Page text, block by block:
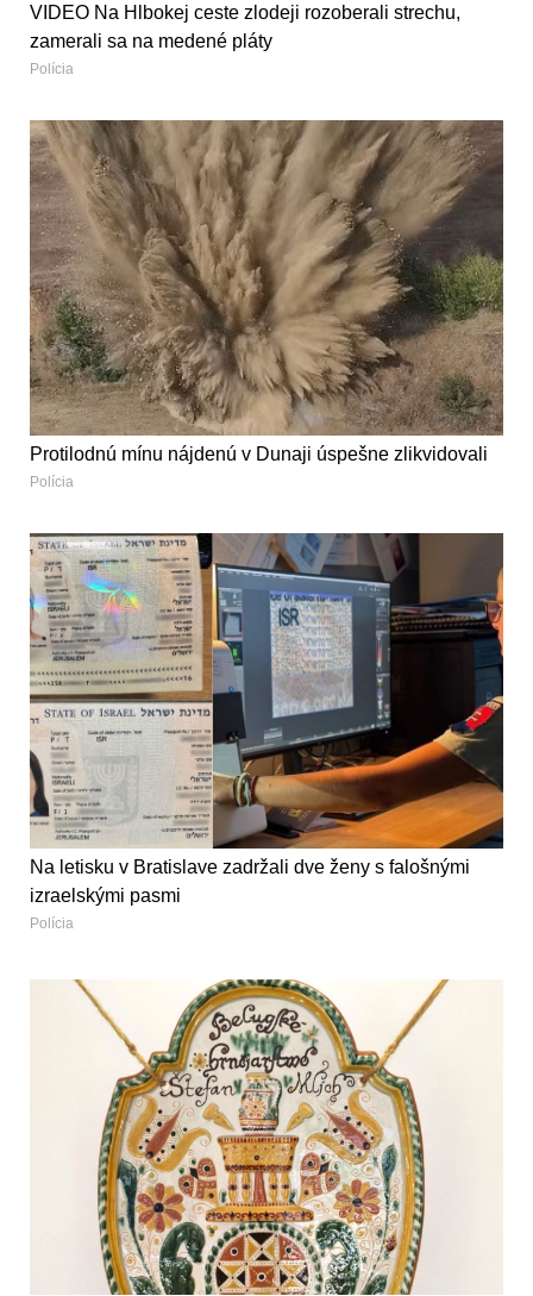
VIDEO Na Hlbokej ceste zlodeji rozoberali strechu,
zamerali sa na medené pláty
Polícia
Protilodnú mínu nájdenú v Dunaji úspešne zlikvidovali
Polícia
Na letisku v Bratislave zadržali dve ženy s falošnými
izraelskými pasmi
Polícia